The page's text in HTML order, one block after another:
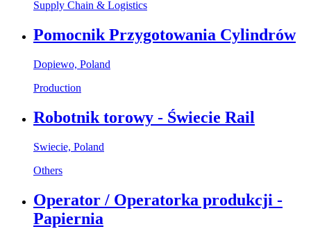
Supply Chain & Logistics
Pomocnik Przygotowania Cylindrów
Dopiewo, Poland
Production
Robotnik torowy - Świecie Rail
Swiecie, Poland
Others
Operator / Operatorka produkcji -
Papiernia